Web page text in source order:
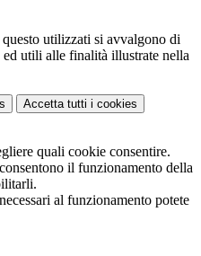
utilizzati si avvalgono di
utili alle finalità illustrate nella
Accetta tutti i cookies
quali cookie consentire.
il funzionamento della
al funzionamento potete